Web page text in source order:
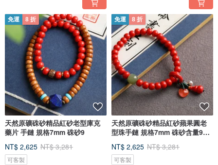
免運 8 折
天然原礦硃砂精品紅砂老型庫克
藥片 手鏈 規格7mm 硃砂9
NT$ 2,625 NT$ 3,281
可客製
免運 8 折
天然原礦硃砂精品紅砂蘋果圓老
型珠手鏈 規格7mm 硃砂含量95%
NT$ 2,625 NT$ 3,281
可客製